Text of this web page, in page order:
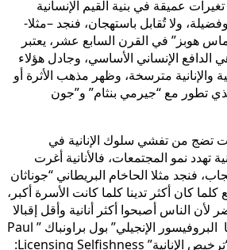
عميقة في بنية القيم الإنسانية
ولا تُقابل باستهجان، فنجد –مثلا-
هوبز” في القرن السابع عشر، يعتبر
الدافع الإنساني الأساسي، وجادل هؤلاء
والإنانية مترسخة، وظهر مذهب الأثرة أو
والذي تطور مع “جيرمي بنثام” و”جون
تضج من تفشي سلوك الإنانية في
تهدد نمو المجتمعات، فالأنانية أغرت
فنجد مثلا الحاخام البريطاني “جوناثان
كان أكثر تدينا كلما كانت الأسرة أكبر،
لأن الناس أصبحوا أكثر أنانية وأقل إقبالا
على الزواج والإنجاب، أما البروفيسور الإنجيلي” بول براونباك ” Paul
Brownback في كتابه “ترخيص الإنانية” Licensing Selfishness: